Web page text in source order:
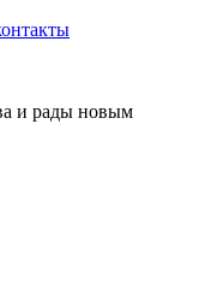
и рады новым